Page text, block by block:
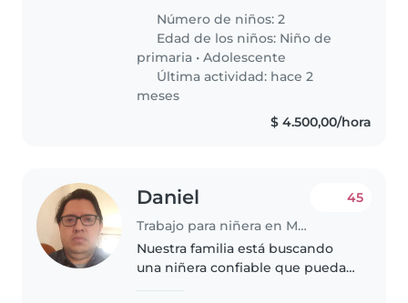
dos hijos en casa. Nuestros hijos
son un niño en edad escolar y un
adolescente, ambos muy..
Número de niños: 2
Edad de los niños: Niño de
primaria •Adolescente
Última actividad: hace 2
meses
$ 4.500,00/hora
Daniel
Trabajo para niñera en Mendoza
45
Nuestra familia está buscando
una niñera confiable que pueda